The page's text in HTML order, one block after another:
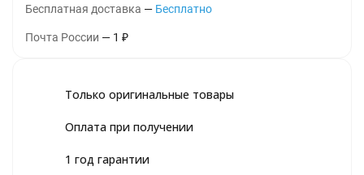
Бесплатная доставка Бесплатно
Почта России 1 ₽
Только оригинальные товары
Оплата при получении
1 год гарантии